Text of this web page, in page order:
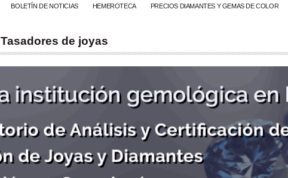
BOLETÍN DE NOTICIAS HEMEROTECA PRECIOS DIAMANTES Y GEMAS DE COLOR
Tasadores de joyas